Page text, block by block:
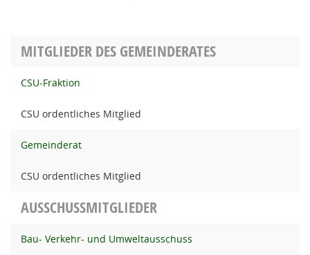
MITGLIEDER DES GEMEINDERATES
CSU-Fraktion
CSU ordentliches Mitglied
Gemeinderat
CSU ordentliches Mitglied
AUSSCHUSSMITGLIEDER
Bau- Verkehr- und Umweltausschuss